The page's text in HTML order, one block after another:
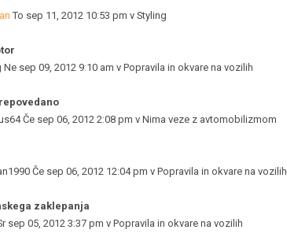
To sep 11, 2012 10:53 pm v Styling
Ne sep 09, 2012 9:10 am v Popravila in okvare na vozilih
Če sep 06, 2012 2:08 pm v Nima veze z avtomobilizmom
Če sep 06, 2012 12:04 pm v Popravila in okvare na vozilih
zaklepanja
sep 05, 2012 3:37 pm v Popravila in okvare na vozilih